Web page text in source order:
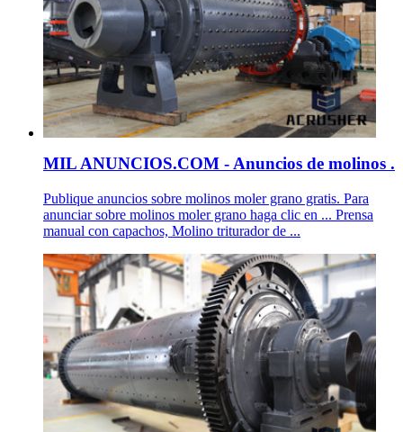
MIL ANUNCIOS.COM - Anuncios de molinos .
Publique anuncios sobre molinos moler grano gratis. Para
anunciar sobre molinos moler grano haga clic en ... Prensa
manual con capachos, Molino triturador de ...